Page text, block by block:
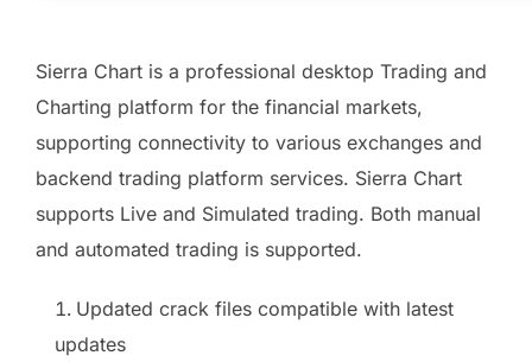
Sierra Chart is a professional desktop Trading and
Charting platform for the financial markets,
supporting connectivity to various exchanges and
backend trading platform services. Sierra Chart
supports Live and Simulated trading. Both manual
and automated trading is supported.
Updated crack files compatible with latest
updates